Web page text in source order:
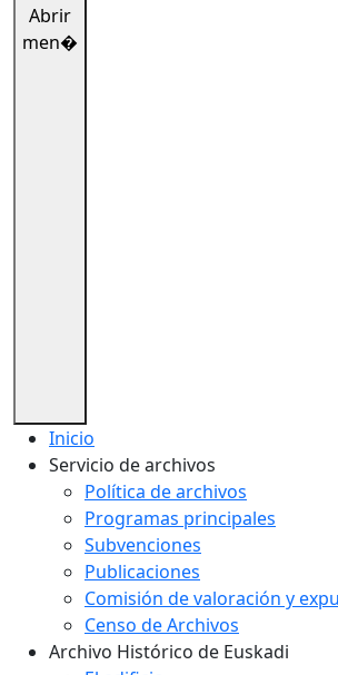
Abrir
men�
Inicio
Servicio de archivos
Política de archivos
Programas principales
Subvenciones
Publicaciones
Comisión de valoración y
Censo de Archivos
Archivo Histórico de Euskadi